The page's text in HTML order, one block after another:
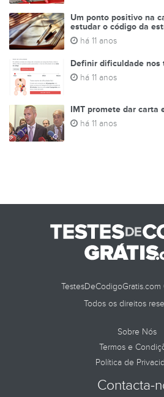
Um ponto positivo na
estudar o código da
há 11 anos
Definir dificuldade nos
há 11 anos
IMT promete dar carta
há 11 anos
Todos os direitos
Sobre Nós
Termos e
Política de
Contacta-